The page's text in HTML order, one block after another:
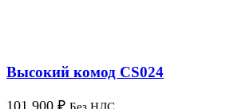
Высокий комод CS024
101 900 ₽ Без НДС